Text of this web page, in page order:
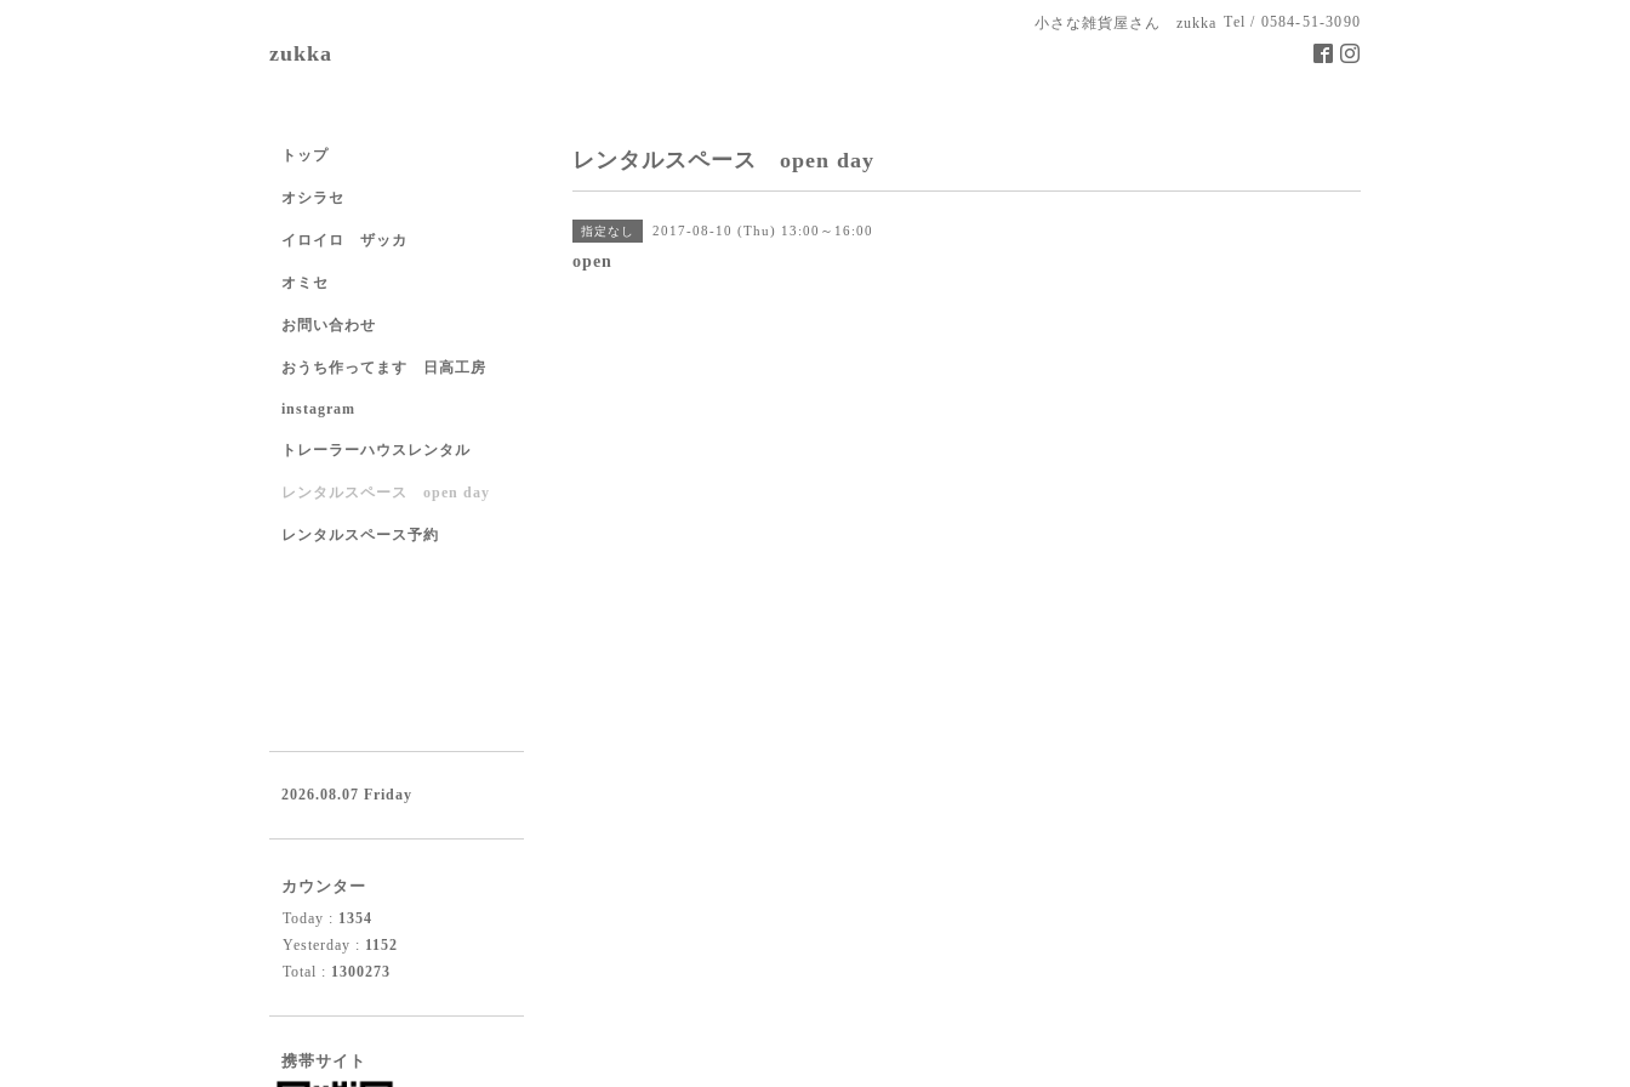
小さな雑貨屋さん zukka Tel / 0584-51-3090
zukka
レンタルスペース open day
指定なし 2017-08-10 (Thu) 13:00～16:00
open
トップ
オシラセ
イロイロ ザッカ
オミセ
お問い合わせ
おうち作ってます 日高工房
instagram
トレーラーハウスレンタル
レンタルスペース open day
レンタルスペース予約
2026.08.07 Friday
カウンター
Today : 1354
Yesterday : 1152
Total : 1300273
携帯サイト